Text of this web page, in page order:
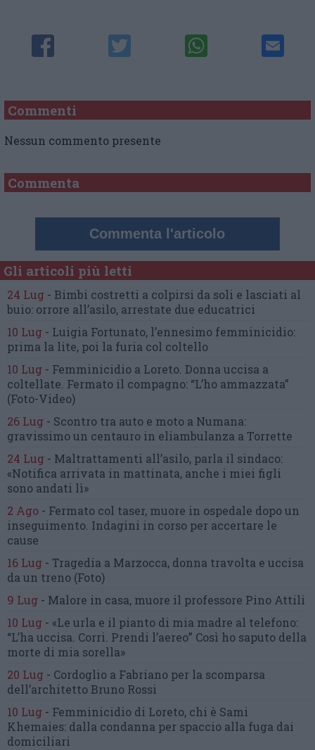
Commenti
Nessun commento presente
Commenta
Commenta l'articolo
Gli articoli più letti
24 Lug - Bimbi costretti a colpirsi da soli e lasciati al
buio: orrore all’asilo, arrestate due educatrici
10 Lug - Luigia Fortunato, l’ennesimo femminicidio:
prima la lite, poi la furia col coltello
10 Lug - Femminicidio a Loreto. Donna uccisa a
coltellate. Fermato il compagno: “L’ho ammazzata”
(Foto-Video)
26 Lug - Scontro tra auto e moto a Numana:
gravissimo un centauro in eliambulanza a Torrette
24 Lug - Maltrattamenti all’asilo, parla il sindaco:
«Notifica arrivata in mattinata, anche i miei figli
sono andati lì»
2 Ago - Fermato col taser, muore in ospedale dopo un
inseguimento. Indagini in corso per accertare le
cause
16 Lug - Tragedia a Marzocca, donna travolta e uccisa
da un treno (Foto)
9 Lug - Malore in casa, muore il professore Pino Attili
10 Lug - «Le urla e il pianto di mia madre al telefono:
“L’ha uccisa. Corri. Prendi l’aereo” Così ho saputo della
morte di mia sorella»
20 Lug - Cordoglio a Fabriano per la scomparsa
dell’architetto Bruno Rossi
10 Lug - Femminicidio di Loreto, chi è Sami
Khemaies: dalla condanna per spaccio alla fuga dai
domiciliari